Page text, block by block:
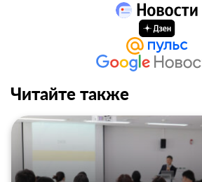
Читайте также